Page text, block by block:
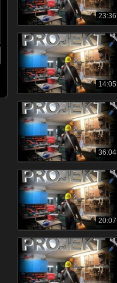
23:36
14:05
36:04
20:07